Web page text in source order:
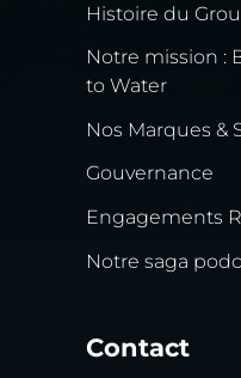
Histoire du
Notre mission :
to Water
Nos Marques &
Gouvernance
Engagements
Notre saga
Contact